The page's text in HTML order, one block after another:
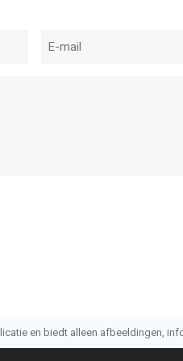
en biedt alleen afbeeldingen,